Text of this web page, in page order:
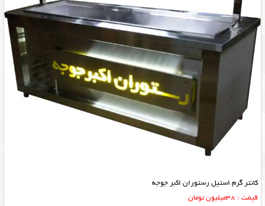
کانتر گرم استیل رستوران اکبر جوجه
قیمت : 38میلیون تومان